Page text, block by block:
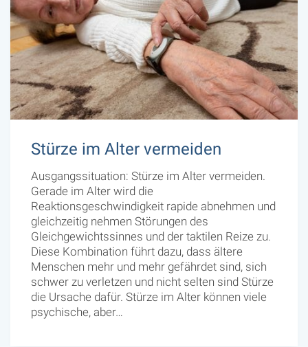
Stürze im Alter vermeiden
Ausgangssituation: Stürze im Alter vermeiden.
Gerade im Alter wird die
Reaktionsgeschwindigkeit rapide abnehmen und
gleichzeitig nehmen Störungen des
Gleichgewichtssinnes und der taktilen Reize zu.
Diese Kombination führt dazu, dass ältere
Menschen mehr und mehr gefährdet sind, sich
schwer zu verletzen und nicht selten sind Stürze
die Ursache dafür. Stürze im Alter können viele
psychische, aber…